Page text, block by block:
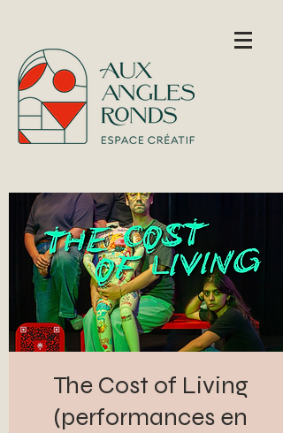
The Cost of Living
(performances en